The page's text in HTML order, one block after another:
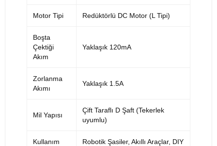
Motor Tipi Redüktörlü DC Motor (L Tipi)
Boşta
Çektiği
Akım
Yaklaşık 120mA
Zorlanma
Akımı
Yaklaşık 1.5A
Mil Yapısı
Çift Taraflı D Şaft (Tekerlek
uyumlu)
Kullanım
Robotik Şasiler, Akıllı Araçlar, DIY